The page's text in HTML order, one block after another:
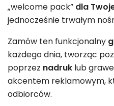
„welcome pack” dla
jednocześnie trwałym
Zamów ten funkcjonalny
każdego dnia, tworząc
poprzez nadruk lub
akcentem reklamowym,
odbiorców.